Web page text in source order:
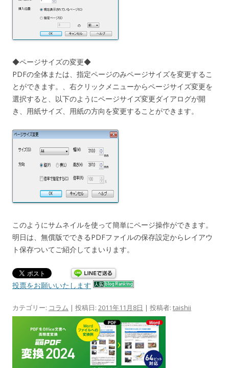
◆ページサイズの変更◆
PDFの全体または、指定ページのみページサイズを変更するこ
とができます。、右クリックメニューからページサイズ変更を
選択すると、以下のようにページサイズ変更ダイアログが開
き、用紙サイズ、用紙の方向を変更することができます。
このようにサムネイルを使って簡単にページ操作ができます。
明日は、無償版でできるPDFファイルの保存設定からレイアウ
ト保存ついてご紹介してまいります。
投票をお願いいたします
カテゴリー: コラム | 投稿日: 2011年11月8日 | 投稿者: taishii